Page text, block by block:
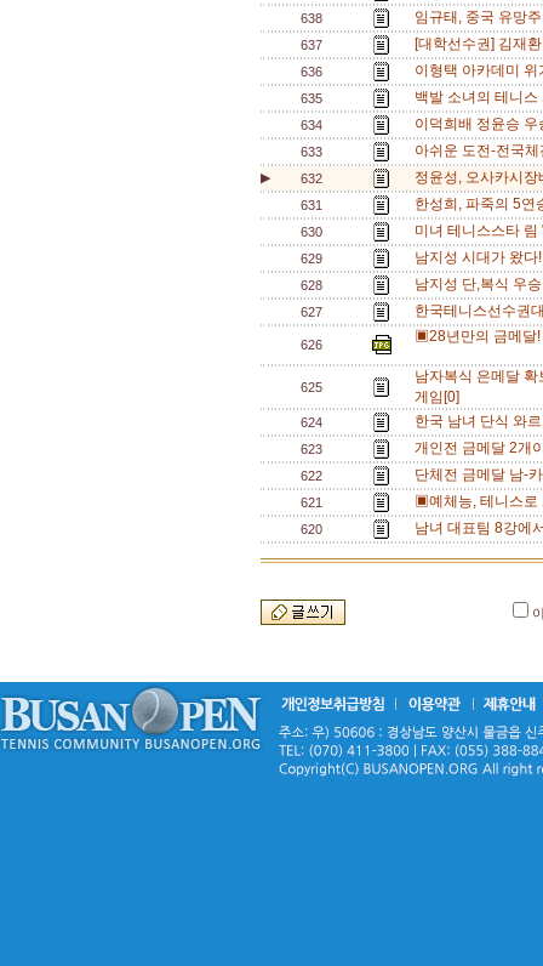
638 임규태, 중국 유망
637 [대학선수권] 김재
636 이형택 아카데미
635 백발 소녀의 테니
634 이덕희배 정윤승
633 아쉬운 도전-전국
▶ 632 정윤성, 오사카시
631 한성희, 파죽의 5
630 미녀 테니스스타
629 남지성 시대가 왔
628 남지성 단,복식 우
627 한국테니스선수권
626 ▣28년만의 금메달!
625
남자복식 은메달
게임[0]
624 한국 남녀 단식 와
623 개인전 금메달 2개
622 단체전 금메달 남-
621 ▣예체능, 테니스로
620 남녀 대표팀 8강에